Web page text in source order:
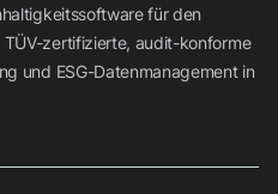
für den
zertifizierte, audit-konforme
und ESG-Datenmanagement in